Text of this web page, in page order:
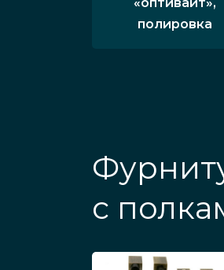
«оптивайт»,
полировка
с